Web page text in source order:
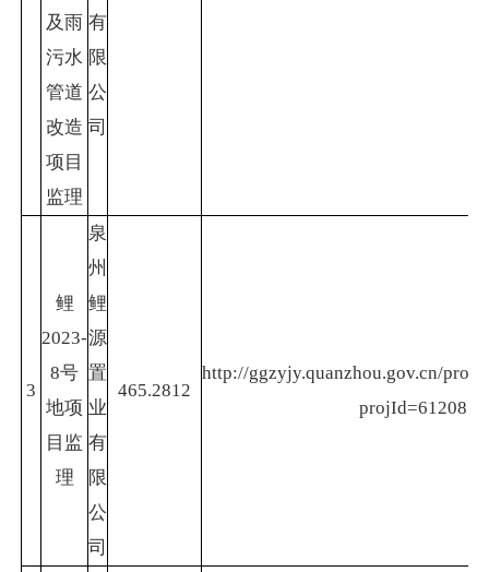
及雨
污水
管道
改造
项目
监理
有
限
公
司
3
鲤
2023-
8号
地项
目监
理
泉
州
鲤
源
置
业
有
限
公
司
465.2812
http://ggzyjy.quanzhou.gov.cn/
projId=61208